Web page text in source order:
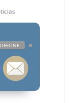
OFFLINE